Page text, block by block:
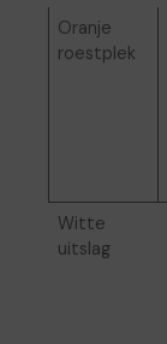
Oranje
roestplek
Witte
uitslag